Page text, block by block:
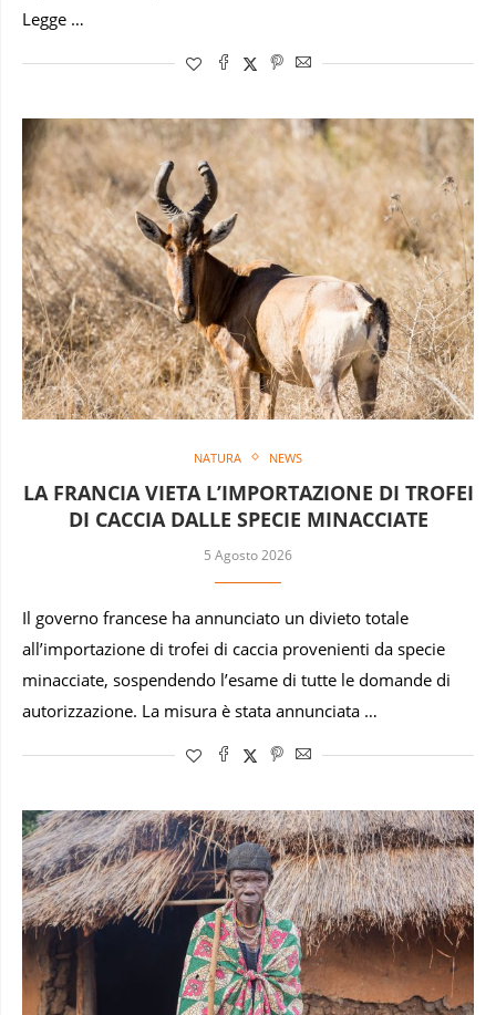
Legge …
NATURA NEWS
LA FRANCIA VIETA L’IMPORTAZIONE DI TROFEI
DI CACCIA DALLE SPECIE MINACCIATE
5 Agosto 2026
Il governo francese ha annunciato un divieto totale
all’importazione di trofei di caccia provenienti da specie
minacciate, sospendendo l’esame di tutte le domande di
autorizzazione. La misura è stata annunciata …